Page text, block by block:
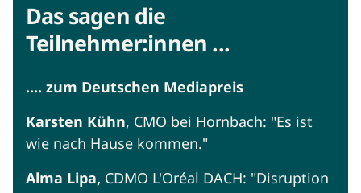
Das sagen die
Teilnehmer:innen ...
.... zum Deutschen Mediapreis
Karsten Kühn, CMO bei Hornbach: "Es ist
wie nach Hause kommen."
Alma Lipa, CDMO L'Oréal DACH: "Disruption